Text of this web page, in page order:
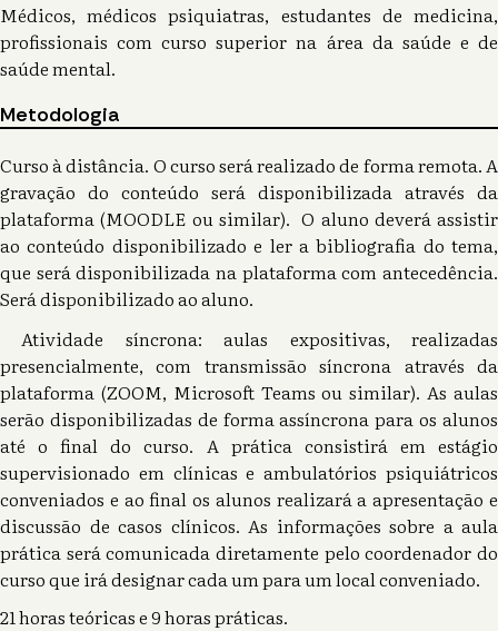
Médicos, médicos psiquiatras, estudantes de medicina,
profissionais com curso superior na área da saúde e de
saúde mental.
Metodologia
Curso à distância. O curso será realizado de forma remota. A
gravação do conteúdo será disponibilizada através da
plataforma (MOODLE ou similar). O aluno deverá assistir
ao conteúdo disponibilizado e ler a bibliografia do tema,
que será disponibilizada na plataforma com antecedência.
Será disponibilizado ao aluno.
Atividade síncrona: aulas expositivas, realizadas
presencialmente, com transmissão síncrona através da
plataforma (ZOOM, Microsoft Teams ou similar). As aulas
serão disponibilizadas de forma assíncrona para os alunos
até o final do curso. A prática consistirá em estágio
supervisionado em clínicas e ambulatórios psiquiátricos
conveniados e ao final os alunos realizará a apresentação e
discussão de casos clínicos. As informações sobre a aula
prática será comunicada diretamente pelo coordenador do
curso que irá designar cada um para um local conveniado.
21 horas teóricas e 9 horas práticas.